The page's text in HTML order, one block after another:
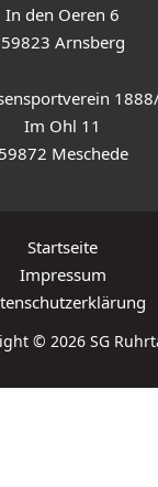
In den Oeren 6
59823 Arnsberg
Im Ohl 11
59872 Meschede
Startseite
Impressum
© 2026 SG